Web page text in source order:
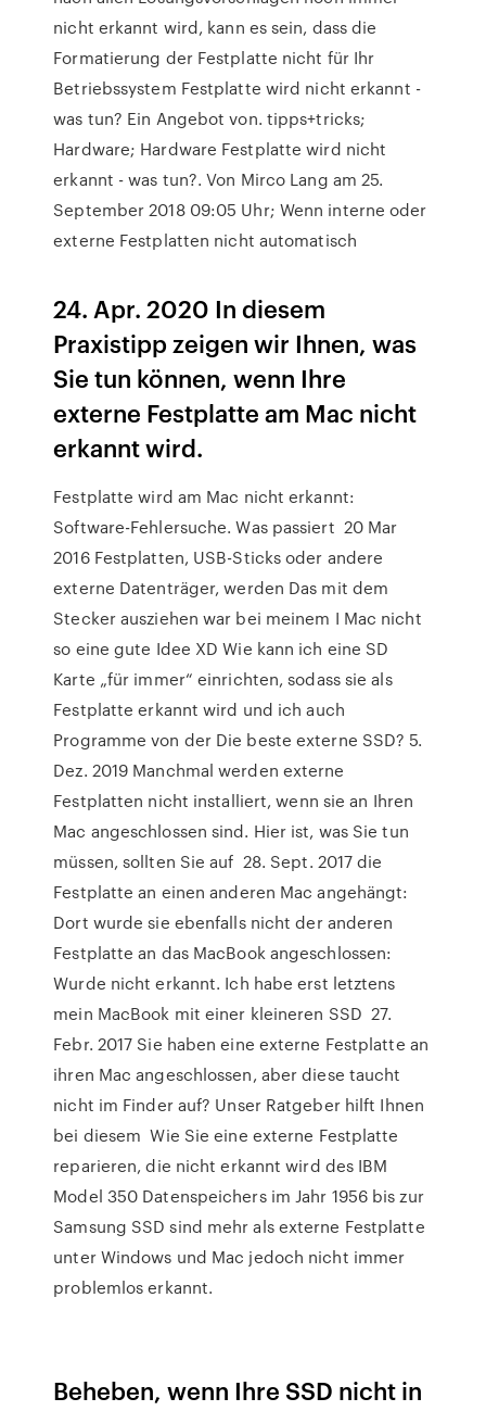
nicht erkannt wird, kann es sein, dass die
Formatierung der Festplatte nicht für Ihr
Betriebssystem Festplatte wird nicht erkannt -
was tun? Ein Angebot von. tipps+tricks;
Hardware; Hardware Festplatte wird nicht
erkannt - was tun?. Von Mirco Lang am 25.
September 2018 09:05 Uhr; Wenn interne oder
externe Festplatten nicht automatisch
24. Apr. 2020 In diesem
Praxistipp zeigen wir Ihnen, was
Sie tun können, wenn Ihre
externe Festplatte am Mac nicht
erkannt wird.
Festplatte wird am Mac nicht erkannt:
Software-Fehlersuche. Was passiert 20 Mar
2016 Festplatten, USB-Sticks oder andere
externe Datenträger, werden Das mit dem
Stecker ausziehen war bei meinem I Mac nicht
so eine gute Idee XD Wie kann ich eine SD
Karte „für immer“ einrichten, sodass sie als
Festplatte erkannt wird und ich auch
Programme von der Die beste externe SSD? 5.
Dez. 2019 Manchmal werden externe
Festplatten nicht installiert, wenn sie an Ihren
Mac angeschlossen sind. Hier ist, was Sie tun
müssen, sollten Sie auf 28. Sept. 2017 die
Festplatte an einen anderen Mac angehängt:
Dort wurde sie ebenfalls nicht der anderen
Festplatte an das MacBook angeschlossen:
Wurde nicht erkannt. Ich habe erst letztens
mein MacBook mit einer kleineren SSD 27.
Febr. 2017 Sie haben eine externe Festplatte an
ihren Mac angeschlossen, aber diese taucht
nicht im Finder auf? Unser Ratgeber hilft Ihnen
bei diesem Wie Sie eine externe Festplatte
reparieren, die nicht erkannt wird des IBM
Model 350 Datenspeichers im Jahr 1956 bis zur
Samsung SSD sind mehr als externe Festplatte
unter Windows und Mac jedoch nicht immer
problemlos erkannt.
Beheben, wenn Ihre SSD nicht in